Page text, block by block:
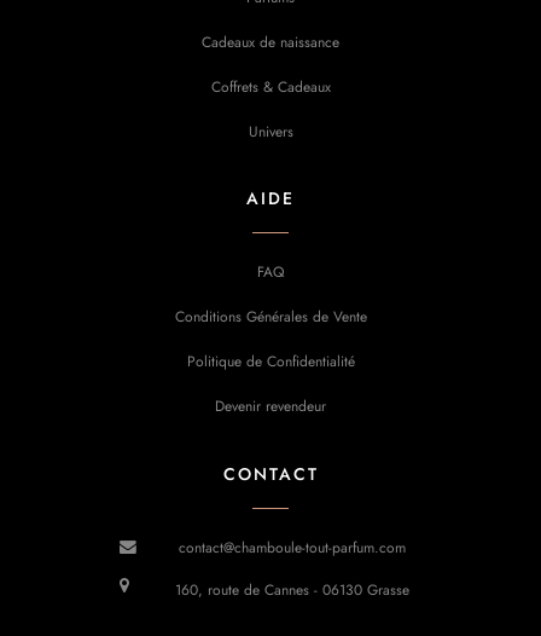
Cadeaux de naissance
Coffrets & Cadeaux
Univers
AIDE
FAQ
Conditions Générales de Vente
Politique de Confidentialité
Devenir revendeur
CONTACT
contact@chamboule-tout-parfum.com
160, route de Cannes - 06130 Grasse